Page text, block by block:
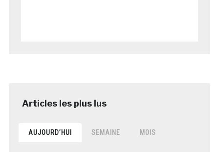
AUJOURD’HUI SEMAINE MOIS